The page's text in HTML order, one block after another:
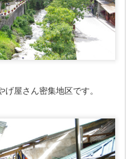
屋さん密集地区です。